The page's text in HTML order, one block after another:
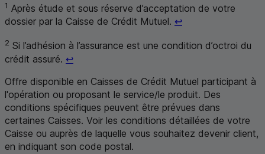
1 Après étude et sous réserve d’acceptation de votre
dossier par la Caisse de Crédit Mutuel. ↩Retour au renvoi 1
2 Si l’adhésion à l’assurance est une condition d’octroi du
crédit assuré. ↩Retour au renvoi 2
Offre disponible en Caisses de Crédit Mutuel participant à
l'opération ou proposant le service/le produit. Des
conditions spécifiques peuvent être prévues dans
certaines Caisses. Voir les conditions détaillées de votre
Caisse ou auprès de laquelle vous souhaitez devenir client,
en indiquant son code postal.